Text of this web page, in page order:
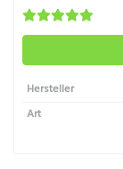
Hersteller
Art